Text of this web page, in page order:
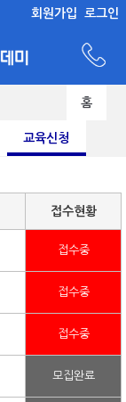
회원가입 로그인
홈
교육신청
접수현황
접수중
접수중
접수중
모집완료